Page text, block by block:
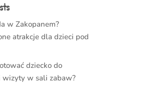
w Zakopanem?
atrakcje dla dzieci pod
dziecko do
wizyty w sali zabaw?